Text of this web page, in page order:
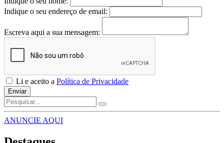
Indique o seu endereço de email:
Escreva aqui a sua mensagem:
Li e aceito a Política de Privacidade
Enviar
ANUNCIE AQUI